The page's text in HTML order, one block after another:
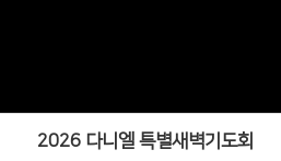
2026 다니엘 특별새벽기도회